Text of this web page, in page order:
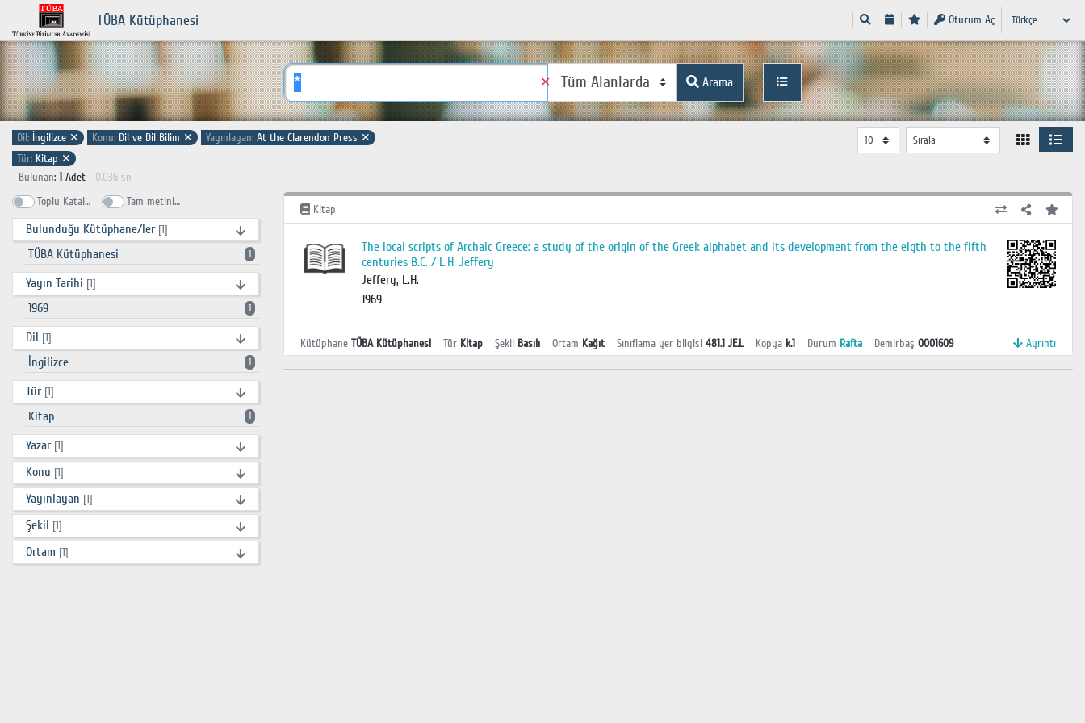
TÜBA Kütüphanesi Oturum Aç
✕ Arama
Dil: İngilizce ✕ Konu: Dil ve Dil Bilim ✕ Yayınlayan: At the Clarendon Press ✕
Tür: Kitap ✕
Bulunan: 1 Adet
0.036 sn
Toplu Katalog
Tam metinlerde ara
Bulunduğu Kütüphane/ler [1]
TÜBA Kütüphanesi 1
Yayın Tarihi [1]
1969 1
Dil [1]
İngilizce 1
Tür [1]
Kitap 1
Yazar [1]
Konu [1]
Yayınlayan [1]
Şekil [1]
Ortam [1]
Kitap
The local scripts of Archaic Greece: a study of the origin of the Greek alphabet and its development from the eigth to the fifth
centuries B.C. / L.H. Jeffery
Jeffery, L.H.
1969
Kütüphane TÜBA Kütüphanesi Tür Kitap Şekil Basılı Ortam Kağıt Sınıflama yer bilgisi 481.1 JE.L Kopya k.1 Durum Rafta Demirbaş 0001609 Ayrıntı